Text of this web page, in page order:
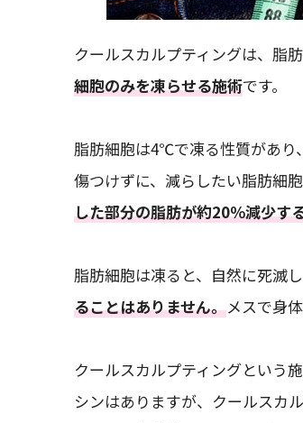
クールスカルプティングは、脂
細胞のみを凍らせる施術です。
脂肪細胞は4℃で凍る性質があり
傷つけずに、減らしたい脂肪細
した部分の脂肪が約20％減少す
脂肪細胞は凍ると、自然に死滅
ることはありません。メスで身
クールスカルプティングという
シンはありますが、クールスカ